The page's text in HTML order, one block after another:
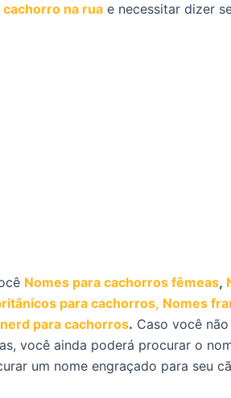
na rua e necessitar dizer
Nomes para cachorros fêmeas,
para cachorros, Nomes
para cachorros. Caso você
você ainda poderá procurar o
um nome engraçado para seu